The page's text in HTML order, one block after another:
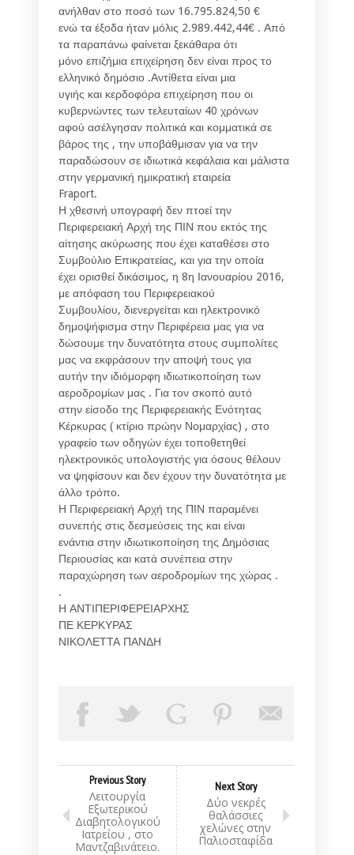
ανήλθαν στο ποσό των 16.795.824,50 €
ενώ τα έξοδα ήταν μόλις 2.989.442,44€ . Από
τα παραπάνω φαίνεται ξεκάθαρα ότι
μόνο επιζήμια επιχείρηση δεν είναι προς το
ελληνικό δημόσιο .Αντίθετα είναι μια
υγιής και κερδοφόρα επιχείρηση που οι
κυβερνώντες των τελευταίων 40 χρόνων
αφού ασέλγησαν πολιτικά και κομματικά σε
βάρος της , την υποβάθμισαν για να την
παραδώσουν σε ιδιωτικά κεφάλαια και μάλιστα
στην γερμανική ημικρατική εταιρεία
Fraport.
Η χθεσινή υπογραφή δεν πτοεί την
Περιφερειακή Αρχή της ΠΙΝ που εκτός της
αίτησης ακύρωσης που έχει καταθέσει στο
Συμβούλιο Επικρατείας, και για την οποία
έχει ορισθεί δικάσιμος, η 8η Ιανουαρίου 2016,
με απόφαση του Περιφερειακού
Συμβουλίου, διενεργείται και ηλεκτρονικό
δημοψήφισμα στην Περιφέρεια μας για να
δώσουμε την δυνατότητα στους συμπολίτες
μας να εκφράσουν την αποψή τους για
αυτήν την ιδιόμορφη ιδιωτικοποίηση των
αεροδρομίων μας . Για τον σκοπό αυτό
στην είσοδο της Περιφερειακής Ενότητας
Κέρκυρας ( κτίριο πρώην Νομαρχίας) , στο
γραφείο των οδηγών έχει τοποθετηθεί
ηλεκτρονικός υπολογιστής για όσους θέλουν
να ψηφίσουν και δεν έχουν την δυνατότητα με
άλλο τρόπο.
Η Περιφερειακή Αρχή της ΠΙΝ παραμένει
συνεπής στις δεσμεύσεις της και είναι
ενάντια στην ιδιωτικοποίηση της Δημόσιας
Περιουσίας και κατά συνέπεια στην
παραχώρηση των αεροδρομίων της χώρας .
.
Η ΑΝΤΙΠΕΡΙΦΕΡΕΙΑΡΧΗΣ
ΠΕ ΚΕΡΚΥΡΑΣ
ΝΙΚΟΛΕΤΤΑ ΠΑΝΔΗ
Previous Story
Λειτουργία
Εξωτερικού
Διαβητολογικού
Ιατρείου , στο
Μαντζαβινάτειο.
Next Story
Δύο νεκρές
θαλάσσιες
χελώνες στην
Παλιοσταφίδα